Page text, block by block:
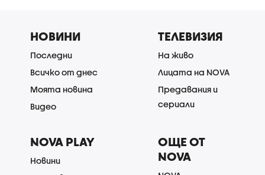
НОВИНИ
Последни
Всичко от днес
Моята новина
Видео
ТЕЛЕВИЗИЯ
На живо
Лицата на NOVA
Предавания и
сериали
NOVA PLAY
Новини
ОЩЕ ОТ
NOVA